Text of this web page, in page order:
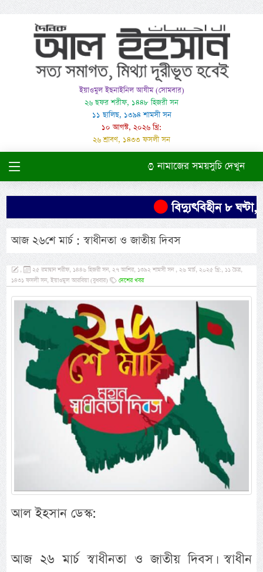
ইয়াওমুল ইছনাইনিল আযীম (সোমবার)
২৬ ছফর শরীফ, ১৪৪৮ হিজরী সন
১১ ছালিছ, ১৩৯৪ শামসী সন
১০ আগস্ট, ২০২৬ খ্রি:
২৬ শ্রাবণ, ১৪৩৩ ফসলী সন
নামাজের সময়সুচি দেখুন
বিদ্যুৎবিহীন ৮
আজ ২৬শে মার্চ : স্বাধীনতা ও জাতীয় দিবস
,
২৫ রমাদ্বান শরীফ, ১৪৪৬ হিজরী সন, ২৭ আশির, ১৩৯২ শামসী সন , ২৬ মার্চ, ২০২৫ খ্রি:, ১১ চৈত্র,
১৪৩১ ফসলী সন, ইয়াওমুল আরবিয়া (বুধবার)
দেশের খবর
আল ইহসান ডেস্ক:
আজ ২৬ মার্চ স্বাধীনতা ও জাতীয় দিবস। স্বাধীন